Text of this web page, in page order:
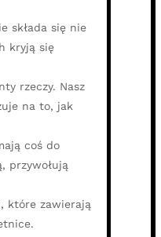
składa się nie
kryją się
rzeczy. Nasz
na to, jak
coś do
przywołują
które zawierają